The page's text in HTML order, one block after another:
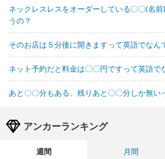
ネックレスレスをオーダーしている〇〇(名
うの？
そのお店は５分後に開きますって英語でなん
ネット予約だと料金は〇〇円ですって英語で
あと〇〇分もある、残りあと〇〇分しか無い
アンカーランキング
週間 月間